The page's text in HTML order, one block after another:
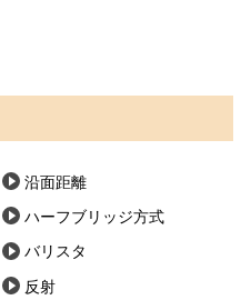
沿面距離
ハーフブリッジ方式
バリスタ
反射